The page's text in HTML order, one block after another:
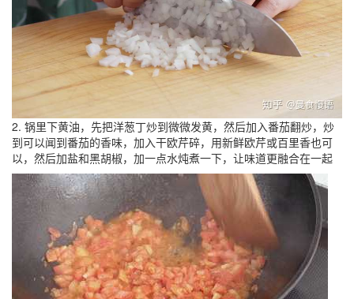
2. 锅里下黄油，先把洋葱丁炒到微微发黄，然后加入番茄翻炒，炒
到可以闻到番茄的香味，加入干欧芹碎，用新鲜欧芹或百里香也可
以，然后加盐和黑胡椒，加一点水炖煮一下，让味道更融合在一起